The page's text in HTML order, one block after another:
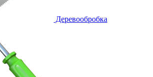
Деревообробка